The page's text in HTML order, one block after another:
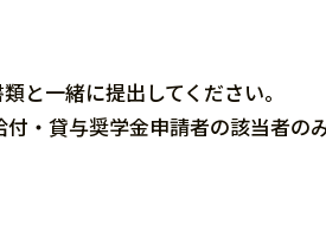
と一緒に提出してください。
・貸与奨学金申請者の該当者のみ